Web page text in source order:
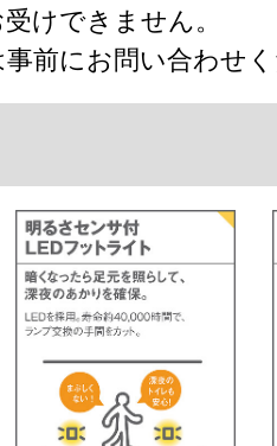
けできません。
事前にお問い合わせ